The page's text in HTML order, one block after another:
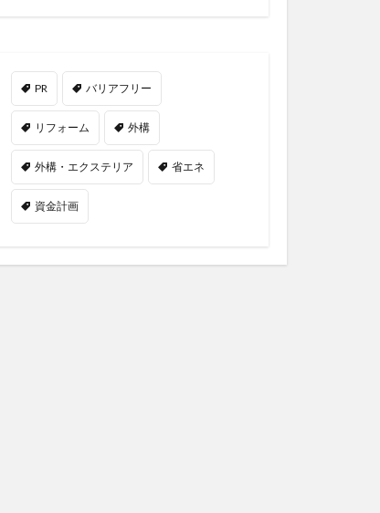
PR バリアフリー
リフォーム 外構
外構・エクステリア 省エネ
資金計画